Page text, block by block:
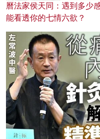
曆法家侯天同：遇到多少
能看透你的七情六欲？